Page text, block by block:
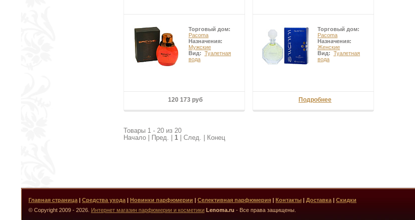
Торговый дом:
Pacoma
Назначения:
Мужские
Вид: Туалетная
вода
120 173 руб
Торговый дом:
Pacoma
Назначения:
Женские
Вид: Туалетная
вода
Подробнее
Товары 1 - 20 из 20
Начало | Пред. | 1 | След. | Конец
Главная страница | Средства ухода | Новинки парфюмерии | Селективная парфюмерия | Контакты | Доставка | Скидки
© Copyright 2009 - 2026. Интернет магазин парфюмерии и косметики Lenoma.ru - Все права защищены.